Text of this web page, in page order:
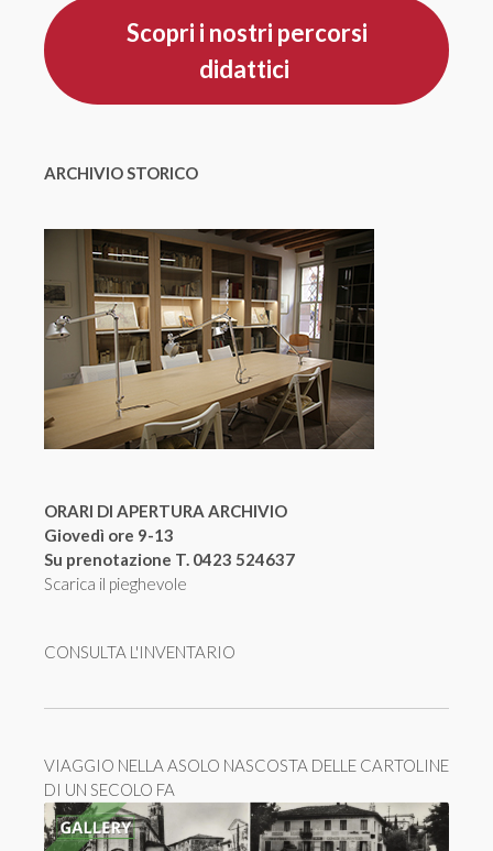
Scopri i nostri percorsi
didattici
ARCHIVIO STORICO
ORARI DI APERTURA ARCHIVIO
Giovedì ore 9-13
Su prenotazione T. 0423 524637
Scarica il pieghevole
CONSULTA L'INVENTARIO
VIAGGIO NELLA ASOLO NASCOSTA DELLE CARTOLINE
DI UN SECOLO FA